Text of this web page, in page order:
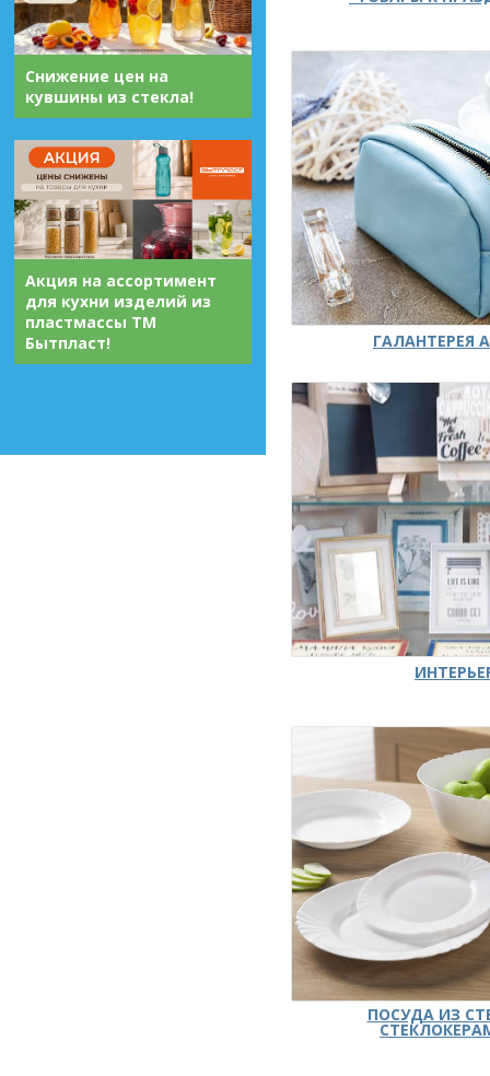
Снижение цен на
кувшины из стекла!
Акция на ассортимент
для кухни изделий из
пластмассы ТМ
Бытпласт!
ГАЛАНТЕРЕЯ
ПОСУДА ИЗ